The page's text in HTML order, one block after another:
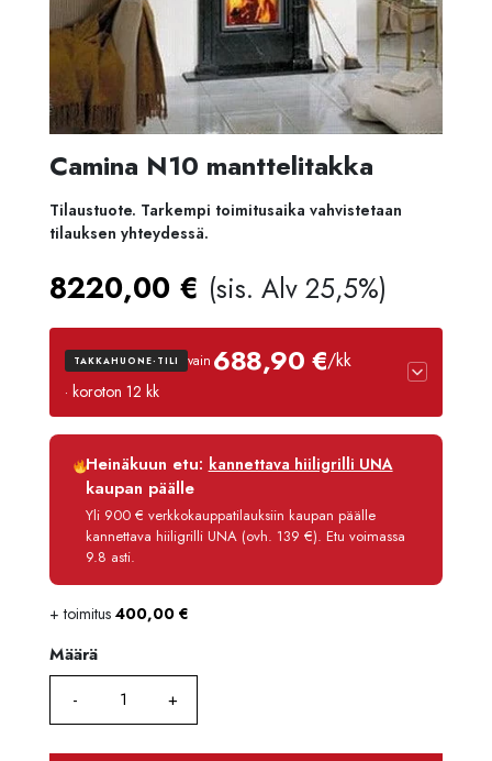
Camina N10 manttelitakka
Tilaustuote. Tarkempi toimitusaika vahvistetaan
tilauksen yhteydessä.
8220,00 € (sis. Alv 25,5%)
TAKKAHUONE-TILI vain 688,90 €/kk
· koroton 12 kk
Luottoaika
12 kk
Korko
Käsittelymaksu
3,90 €/kk
Maksettava yhteensä
8 266,80 €
Heinäkuun etu: kannettava hiiligrilli UNA
kaupan päälle
Yli 900 € verkkokauppatilauksiin kaupan päälle
kannettava hiiligrilli UNA (ovh. 139 €). Etu voimassa
9.8 asti.
+ toimitus 400,00 €
Määrä
Määrä